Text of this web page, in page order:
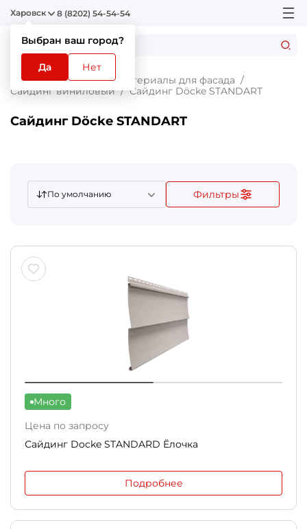
Харовск
Выбран ваш город?
Да Нет
8 (8202) 54-54-54
Главная Каталог
Материалы для фасада
Сайдинг виниловый
Сайдинг Döcke STANDART
Сайдинг Döcke STANDART
По умолчанию Фильтры
Много
Цена по запросу
Сайдинг Docke STANDARD Ёлочка
Подробнее